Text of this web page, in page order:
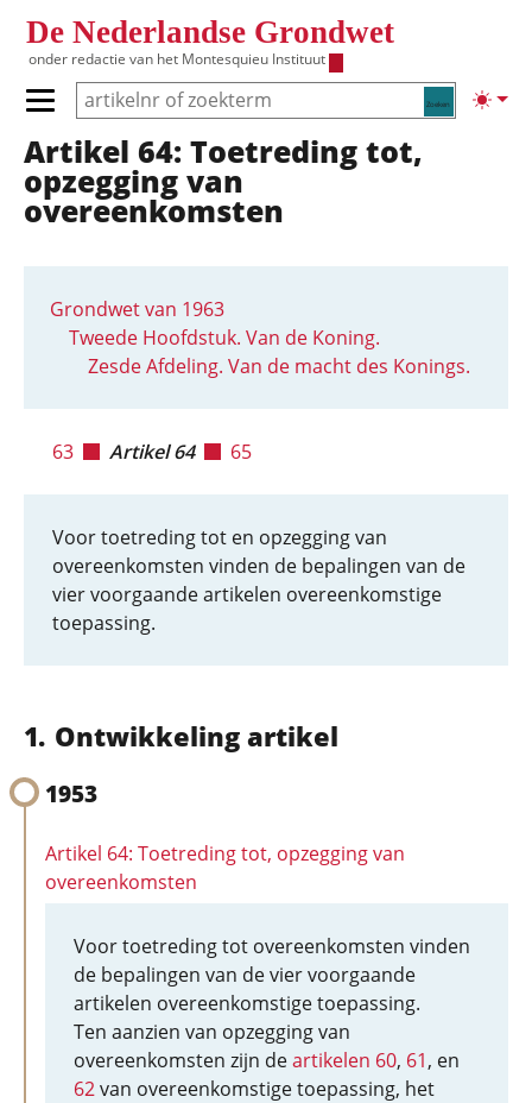
De Nederlandse Grondwet
onder redactie van het Montesquieu Instituut
Zoeken
Primair menu tonen/verbergen
Hoofdnavigatie
Artikel 64: Toetreding tot,
opzegging van
overeenkomsten
Grondwet van 1963
Tweede Hoofdstuk. Van de Koning.
Zesde Afdeling. Van de macht des Konings.
63 Artikel 64 65
Voor toetreding tot en opzegging van
overeenkomsten vinden de bepalingen van de
vier voorgaande artikelen overeenkomstige
toepassing.
Ontwikkeling artikel
1953
Artikel 64: Toetreding tot, opzegging van
overeenkomsten
Voor toetreding tot overeenkomsten vinden
de bepalingen van de vier voorgaande
artikelen overeenkomstige toepassing.
Ten aanzien van opzegging van
overeenkomsten zijn deartikelen 60, 61, en
62van overeenkomstige toepassing, het